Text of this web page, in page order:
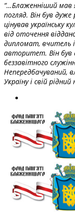
“…Блаженніший мав
погляд. Він був
цінував українську
від оточення
дипломат, вчитель
авторитет. Він
беззавітного
Непередбачуваний,
Україну і свій